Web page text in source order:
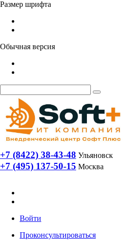
Размер шрифта
Обычная версия
+7 (8422) 38-43-48 Ульяновск
+7 (495) 137-50-15 Москва
Войти
Проконсультироваться